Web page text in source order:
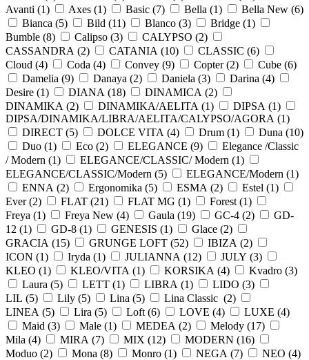
Avanti (1) Axes (1) Basic (7) Bella (1) Bella New (6)
Bianca (5) Bild (11) Blanco (3) Bridge (1)
Bumble (8) Calipso (3) CALYPSO (2)
CASSANDRA (2) CATANIA (10) CLASSIC (6)
Cloud (4) Coda (4) Convey (9) Copter (2) Cube (6)
Damelia (9) Danaya (2) Daniela (3) Darina (4)
Desire (1) DIANA (18) DINAMICA (2)
DINAMIKA (2) DINAMIKA/AELITA (1) DIPSA (1)
DIPSA/DINAMIKA/LIBRA/AELITA/CALYPSO/AGORA (1)
DIRECT (5) DOLCE VITA (4) Drum (1) Duna (10)
Duo (1) Eco (2) ELEGANCE (9)
Elegance /Classic
/ Modern (1) ELEGANCE/CLASSIC/ Modern (1)
ELEGANCE/CLASSIC/Modern (5) ELEGANCE/Modern (1)
ENNA (2) Ergonomika (5) ESMA (2) Estel (1)
Ever (2) FLAT (21) FLAT MG (1) Forest (1)
Freya (1) Freya New (4) Gaula (19) GC-4 (2)
GD-
12 (1) GD-8 (1) GENESIS (1) Glace (2)
GRACIA (15) GRUNGE LOFT (52) IBIZA (2)
ICON (1) Iryda (1) JULIANNA (12) JULY (3)
KLEO (1) KLEO/VITA (1) KORSIKA (4) Kvadro (3)
Laura (5) LETT (1) LIBRA (1) LIDO (3)
LIL (5) Lily (5) Lina (5) Lina Classic (2)
LINEA (5) Lira (5) Loft (6) LOVE (4) LUXE (4)
Maid (3) Male (1) MEDEA (2) Melody (17)
Mila (4) MIRA (7) MIX (12) MODERN (16)
Moduo (2) Mona (8) Monro (1) NEGA (7) NEO (4)